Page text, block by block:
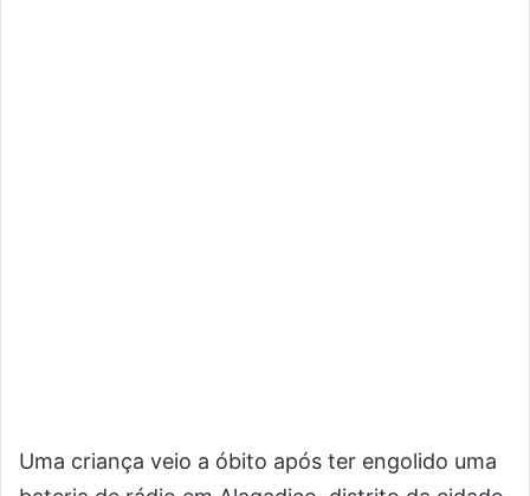
Uma criança veio a óbito após ter engolido uma